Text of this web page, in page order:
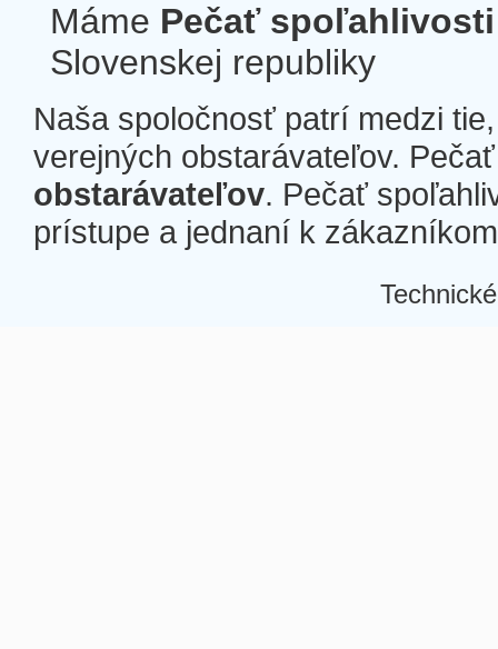
Máme Pečať spoľahlivosti
Slovenskej republiky
Naša spoločnosť patrí medzi
verejných obstarávateľov.
obstarávateľov. Pečať
prístupe a jednaní k